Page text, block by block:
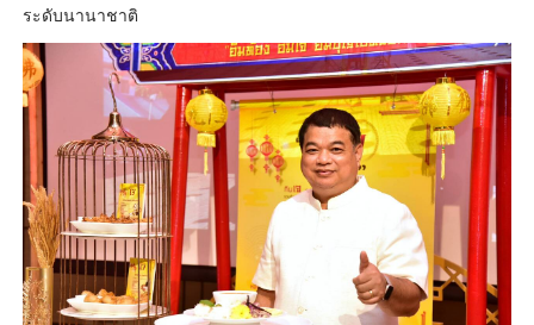
ระดับนานาชาติ